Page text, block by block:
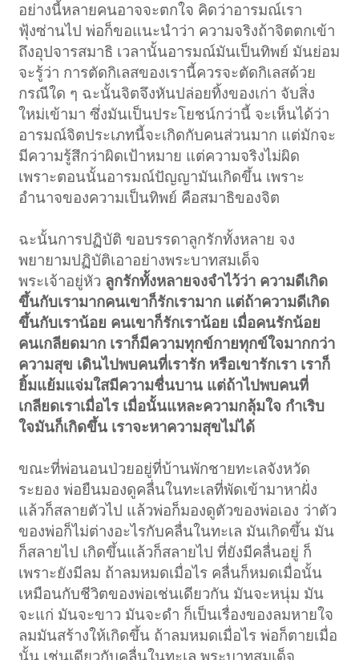
อย่างนี้หลายคนอาจจะตกใจ คิดว่าอารมณ์เรา
ฟุ้งซ่านไป พ่อก็ขอแนะนำว่า ความจริงถ้าจิตตกเข้า
ถึงอุปจารสมาธิ เวลานั้นอารมณ์มันเป็นทิพย์ มันย่อม
จะรู้ว่า การตัดกิเลสของเรานี้ควรจะตัดกิเลสด้วย
กรณีใด ๆ ฉะนั้นจิตจึงหันปล่อยทิ้งของเก่า จับสิ่ง
ใหม่เข้ามา ซึ่งมันเป็นประโยชน์กว่านี้ จะเห็นได้ว่า
อารมณ์จิตประเภทนี้จะเกิดกับคนส่วนมาก แต่มักจะ
มีความรู้สึกว่าผิดเป้าหมาย แต่ความจริงไม่ผิด
เพราะตอนนั้นอารมณ์ปัญญามันเกิดขึ้น เพราะ
อำนาจของความเป็นทิพย์ คือสมาธิของจิต
ฉะนั้นการปฏิบัติ ขอบรรดาลูกรักทั้งหลาย จง
พยายามปฏิบัติเอาอย่างพระบาทสมเด็จ
พระเจ้าอยู่หัว ลูกรักทั้งหลายจงจำไว้ว่า ความดีเกิด
ขึ้นกับเรามากคนเขาก็รักเรามาก แต่ถ้าความดีเกิด
ขึ้นกับเราน้อย คนเขาก็รักเราน้อย เมื่อคนรักน้อย
คนเกลียดมาก เราก็มีความทุกข์กายทุกข์ใจมากกว่า
ความสุข เดินไปพบคนที่เรารัก หรือเขารักเรา เราก็
ยิ้มแย้มแจ่มใสมีความชื่นบาน แต่ถ้าไปพบคนที่
เกลียดเราเมื่อไร เมื่อนั้นแหละความกลุ้มใจ กำเริบ
ใจมันก็เกิดขึ้น เราจะหาความสุขไม่ได้
ขณะที่พ่อนอนป่วยอยู่ที่บ้านพักชายทะเลจังหวัด
ระยอง พ่อยืนมองดูคลื่นในทะเลที่พัดเข้ามาหาฝั่ง
แล้วก็สลายตัวไป แล้วพ่อก็มองดูตัวของพ่อเอง ว่าตัว
ของพ่อก็ไม่ต่างอะไรกับคลื่นในทะเล มันเกิดขึ้น มัน
ก็สลายไป เกิดขึ้นแล้วก็สลายไป ที่ยังมีคลื่นอยู่ ก็
เพราะยังมีลม ถ้าลมหมดเมื่อไร คลื่นก็หมดเมื่อนั้น
เหมือนกับชีวิตของพ่อเช่นเดียวกัน มันจะหนุ่ม มัน
จะแก่ มันจะขาว มันจะดำ ก็เป็นเรื่องของลมหายใจ
ลมมันสร้างให้เกิดขึ้น ถ้าลมหมดเมื่อไร พ่อก็ตายเมื่อ